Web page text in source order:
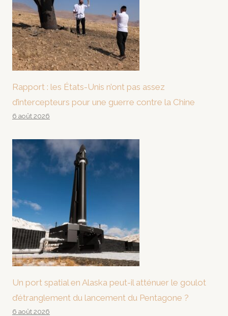
Rapport : les États-Unis n’ont pas assez
d’intercepteurs pour une guerre contre la Chine
6 août 2026
Un port spatial en Alaska peut-il atténuer le goulot
d’étranglement du lancement du Pentagone ?
6 août 2026